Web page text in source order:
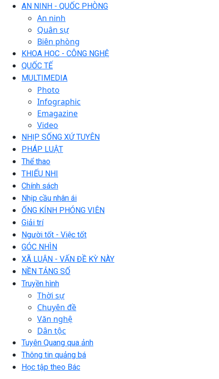
AN NINH - QUỐC PHÒNG
An ninh
Quân sự
Biên phòng
KHOA HỌC - CÔNG NGHỆ
QUỐC TẾ
MULTIMEDIA
Photo
Infographic
Emagazine
Video
NHỊP SỐNG XỨ TUYÊN
PHÁP LUẬT
Thể thao
THIẾU NHI
Chính sách
Nhịp cầu nhân ái
ỐNG KÍNH PHÓNG VIÊN
Giải trí
Người tốt - Việc tốt
GÓC NHÌN
XÃ LUẬN - VẤN ĐỀ KỲ NÀY
NỀN TẢNG SỐ
Truyền hình
Thời sự
Chuyên đề
Văn nghệ
Dân tộc
Tuyên Quang qua ảnh
Thông tin quảng bá
Học tập theo Bác